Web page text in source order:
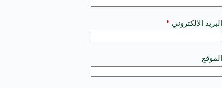
البريد الإلكتروني *
الموقع
a
t
i
e
: